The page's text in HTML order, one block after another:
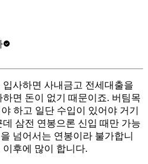
사하면 사내금고 전세대출을
면 돈이 없기 때문이죠. 버팀목
하고 일단 수입이 있어야 거기
삼전 연봉으론 신입 때만 가능
넘어서는 연봉이라 불가합니
후에 많이 합니다.